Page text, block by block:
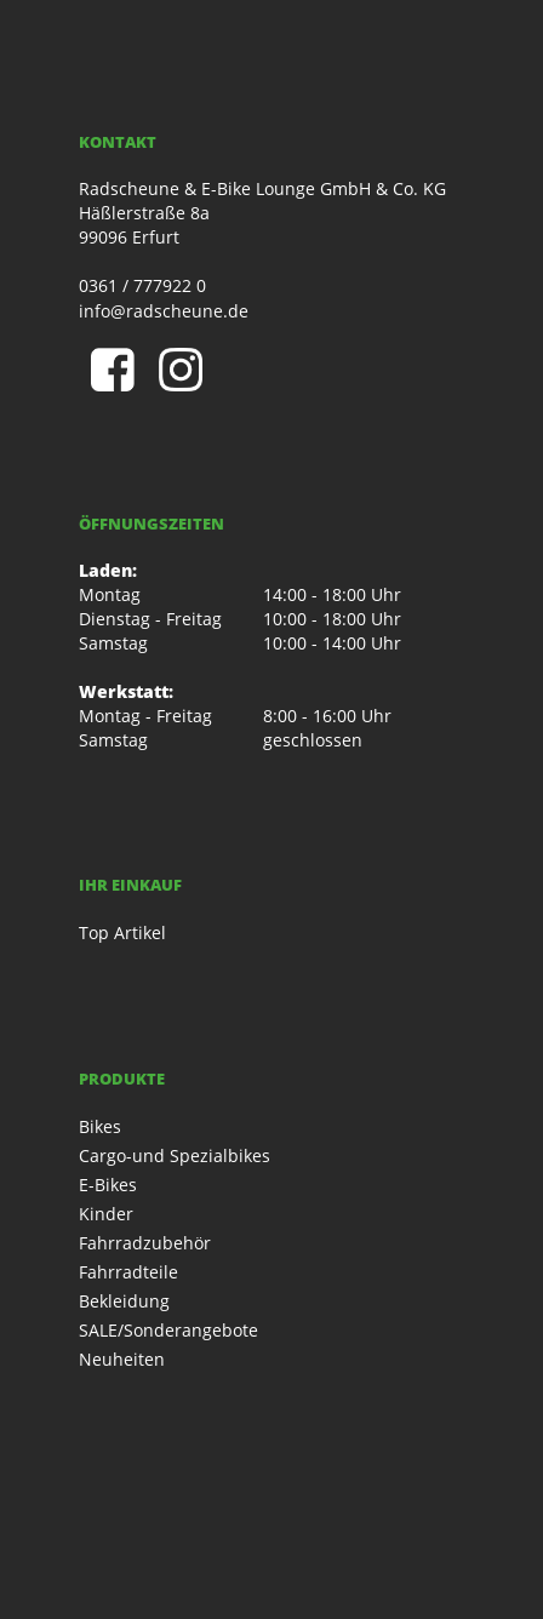
KONTAKT
Radscheune & E-Bike Lounge GmbH & Co. KG
Häßlerstraße 8a
99096 Erfurt
0361 / 777922 0
info@radscheune.de
ÖFFNUNGSZEITEN
Laden:
Montag
14:00 - 18:00 Uhr
Dienstag - Freitag
10:00 - 18:00 Uhr
Samstag
10:00 - 14:00 Uhr
Werkstatt:
Montag - Freitag
8:00 - 16:00 Uhr
Samstag
geschlossen
IHR EINKAUF
Top Artikel
PRODUKTE
Bikes
Cargo-und Spezialbikes
E-Bikes
Kinder
Fahrradzubehör
Fahrradteile
Bekleidung
SALE/Sonderangebote
Neuheiten